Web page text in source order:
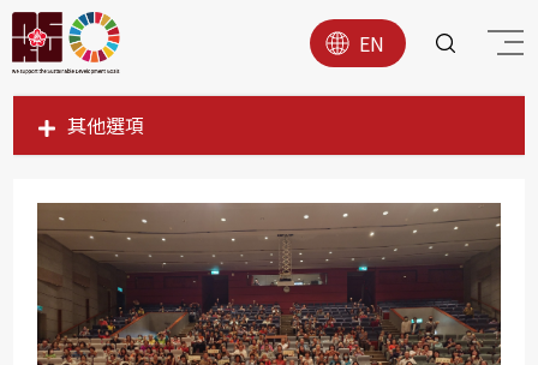
EN
其他選項
SDG1
SDG3
SDG4
SDG5